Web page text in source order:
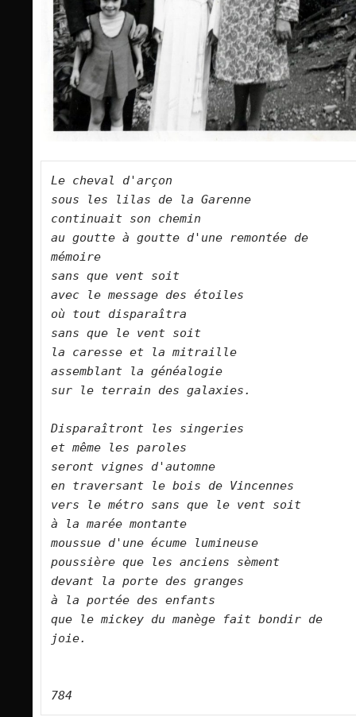
Le cheval d'arçon
sous les lilas de la Garenne
continuait son chemin
au goutte à goutte d'une remontée de
mémoire
sans que vent soit
avec le message des étoiles
où tout disparaîtra
sans que le vent soit
la caresse et la mitraille
assemblant la généalogie
sur le terrain des galaxies.
Disparaîtront les singeries
et même les paroles
seront vignes d'automne
en traversant le bois de Vincennes
vers le métro sans que le vent soit
à la marée montante
moussue d'une écume lumineuse
poussière que les anciens sèment
devant la porte des granges
à la portée des enfants
que le mickey du manège fait bondir de
joie.
784